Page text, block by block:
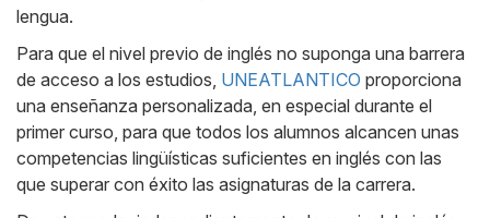
lengua.
Para que el nivel previo de inglés no suponga una barrera
de acceso a los estudios, UNEATLANTICO proporciona
una enseñanza personalizada, en especial durante el
primer curso, para que todos los alumnos alcancen unas
competencias lingüísticas suficientes en inglés con las
que superar con éxito las asignaturas de la carrera.